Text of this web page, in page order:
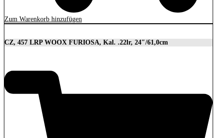
Zum Warenkorb hinzufügen
CZ, 457 LRP WOOX FURIOSA, Kal. .22lr, 24″/61,0cm